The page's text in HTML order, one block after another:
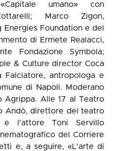
umano» con
Marco Zigon,
Foundation e del
di Ermete Realacci,
Fondazione Symbola;
& Culture director Coca
Falciatore, antropologa e
di Napoli. Moderano
Agrippa. Alle 17 al Teatro
Andò, direttore del teatro
e l'attore Toni Servillo
del Corriere
e, a seguire, «L'arte di